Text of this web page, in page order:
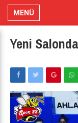
MENÜ
Yeni